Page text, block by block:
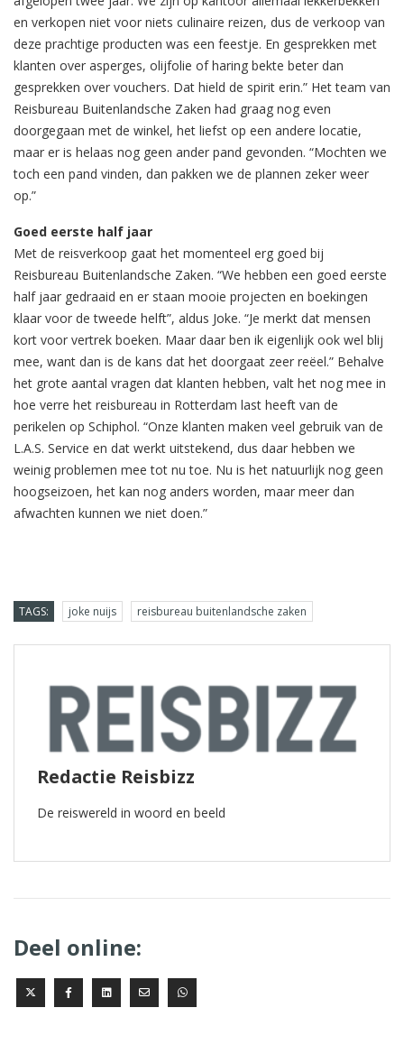
en verkopen niet voor niets culinaire reizen, dus de verkoop van
deze prachtige producten was een feestje. En gesprekken met
klanten over asperges, olijfolie of haring bekte beter dan
gesprekken over vouchers. Dat hield de spirit erin.” Het team van
Reisbureau Buitenlandsche Zaken had graag nog even
doorgegaan met de winkel, het liefst op een andere locatie,
maar er is helaas nog geen ander pand gevonden. “Mochten we
toch een pand vinden, dan pakken we de plannen zeker weer
op.”
Goed eerste half jaar
Met de reisverkoop gaat het momenteel erg goed bij
Reisbureau Buitenlandsche Zaken. “We hebben een goed eerste
half jaar gedraaid en er staan mooie projecten en boekingen
klaar voor de tweede helft”, aldus Joke. “Je merkt dat mensen
kort voor vertrek boeken. Maar daar ben ik eigenlijk ook wel blij
mee, want dan is de kans dat het doorgaat zeer reëel.” Behalve
het grote aantal vragen dat klanten hebben, valt het nog mee in
hoe verre het reisbureau in Rotterdam last heeft van de
perikelen op Schiphol. “Onze klanten maken veel gebruik van de
L.A.S. Service en dat werkt uitstekend, dus daar hebben we
weinig problemen mee tot nu toe. Nu is het natuurlijk nog geen
hoogseizoen, het kan nog anders worden, maar meer dan
afwachten kunnen we niet doen.”
TAGS: joke nuijs reisbureau buitenlandsche zaken
Redactie Reisbizz
De reiswereld in woord en beeld
Deel online: